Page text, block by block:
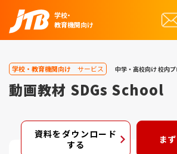
学校・
教育機関向け
学校・教育機関向け サービス 中学・高校向け校内
動画教材 SDGs School
資料をダウンロード
する
ま